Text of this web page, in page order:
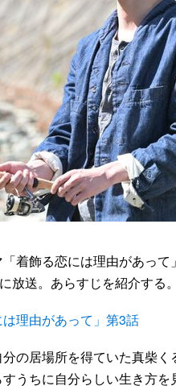
着飾る恋には理由があって
放送。あらすじを紹介する。
理由があって」第3話
の居場所を得ていた真柴
うちに自分らしい生き方を